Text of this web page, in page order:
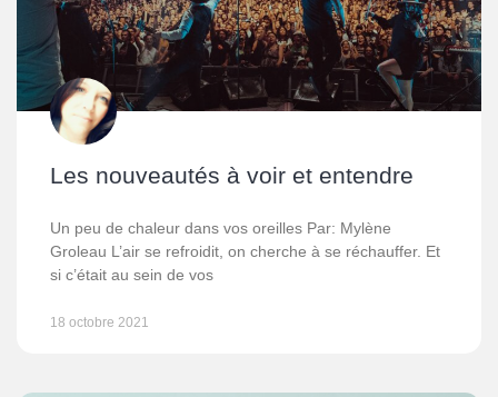
Les nouveautés à voir et entendre
Un peu de chaleur dans vos oreilles Par: Mylène
Groleau L’air se refroidit, on cherche à se réchauffer. Et
si c’était au sein de vos
18 octobre 2021